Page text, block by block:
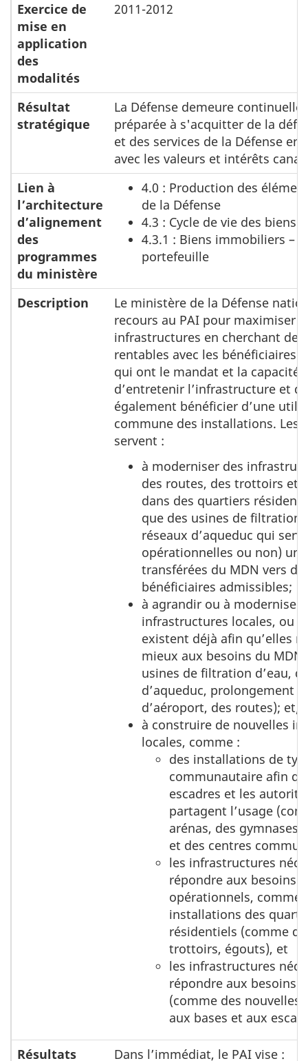
Exercice de
mise en
application
des
modalités
2011-2012
Résultat
stratégique
La Défense demeure
préparée à s'acquitter de la
et des services de la Défense
avec les valeurs et intérêts
Lien à
l’architecture
d’alignement
des
programmes
du ministère
4.0 : Production des
de la Défense
4.3 : Cycle de vie des biens
4.3.1 : Biens immobiliers –
portefeuille
Description
Le ministère de la Défense
recours au PAI pour maximiser
infrastructures en cherchant
rentables avec les bénéficiaires
qui ont le mandat et la capacité
d’entretenir l’infrastructure et
également bénéficier d’une
commune des installations. Les
servent :
à moderniser des
des routes, des trottoirs et
dans des quartiers
que des usines de filtration
réseaux d’aqueduc qui
opérationnelles ou non)
transférées du MDN vers
bénéficiaires admissibles;
à agrandir ou à moderniser
infrastructures locales, ou
existent déjà afin qu’elles
mieux aux besoins du MDN
usines de filtration d’eau,
d’aqueduc, prolongement
d’aéroport, des routes); et/
à construire de nouvelles
locales, comme :
des installations de
communautaire afin
escadres et les
partagent l’usage
arénas, des gymnases,
et des centres
les infrastructures
répondre aux besoins
opérationnels, comme
installations des
résidentiels (comme
trottoirs, égouts), et
les infrastructures
répondre aux besoins
(comme des nouvelles
aux bases et aux
Résultats Dans l’immédiat, le PAI vise :